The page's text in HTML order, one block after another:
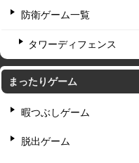
防衛ゲーム一覧
タワーディフェンス
まったりゲーム
暇つぶしゲーム
脱出ゲーム